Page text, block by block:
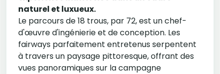
naturel et luxueux.
Le parcours de 18 trous, par 72, est un chef-
d'œuvre d'ingénierie et de conception. Les
fairways parfaitement entretenus serpentent
à travers un paysage pittoresque, offrant des
vues panoramiques sur la campagne